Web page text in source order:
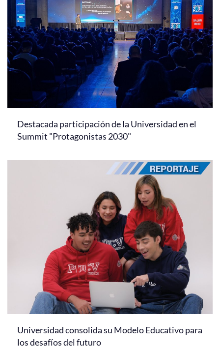
Destacada participación de la Universidad en el
Summit "Protagonistas 2030"
Universidad consolida su Modelo Educativo para
los desafíos del futuro